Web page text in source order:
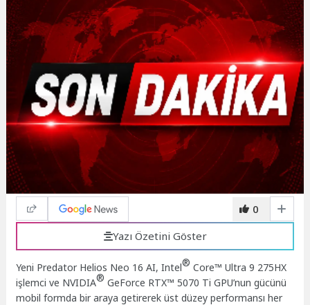
0
Yazı Özetini Göster
Yeni Predator Helios Neo 16 AI, Intel® Core™ Ultra 9 275HX
işlemci ve NVIDIA® GeForce RTX™ 5070 Ti GPU’nun gücünü
mobil formda bir araya getirerek üst düzey performansı her